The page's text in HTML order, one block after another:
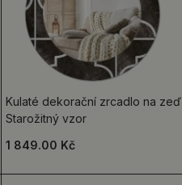
Kulaté dekorační zrcadlo na zeď
Starožitný vzor
1 849.00 Kč